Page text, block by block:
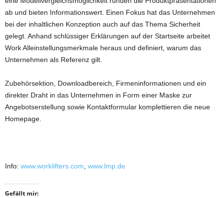
ab und bieten Informationswert. Einen Fokus hat das Unternehmen
bei der inhaltlichen Konzeption auch auf das Thema Sicherheit
gelegt. Anhand schlüssiger Erklärungen auf der Startseite arbeitet
Work Alleinstellungsmerkmale heraus und definiert, warum das
Unternehmen als Referenz gilt.
Zubehörsektion, Downloadbereich, Firmeninformationen und ein
direkter Draht in das Unternehmen in Form einer Maske zur
Angebotserstellung sowie Kontaktformular komplettieren die neue
Homepage.
Info: www.worklifters.com www.lmp.de
Gefällt mir: